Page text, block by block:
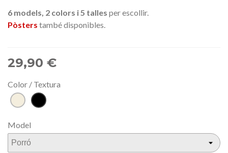
6 models, 2 colors i 5 talles per escollir.
Pòsters també disponibles.
29,90 €
Color / Textura
Blanc
trencat
Negre
Model